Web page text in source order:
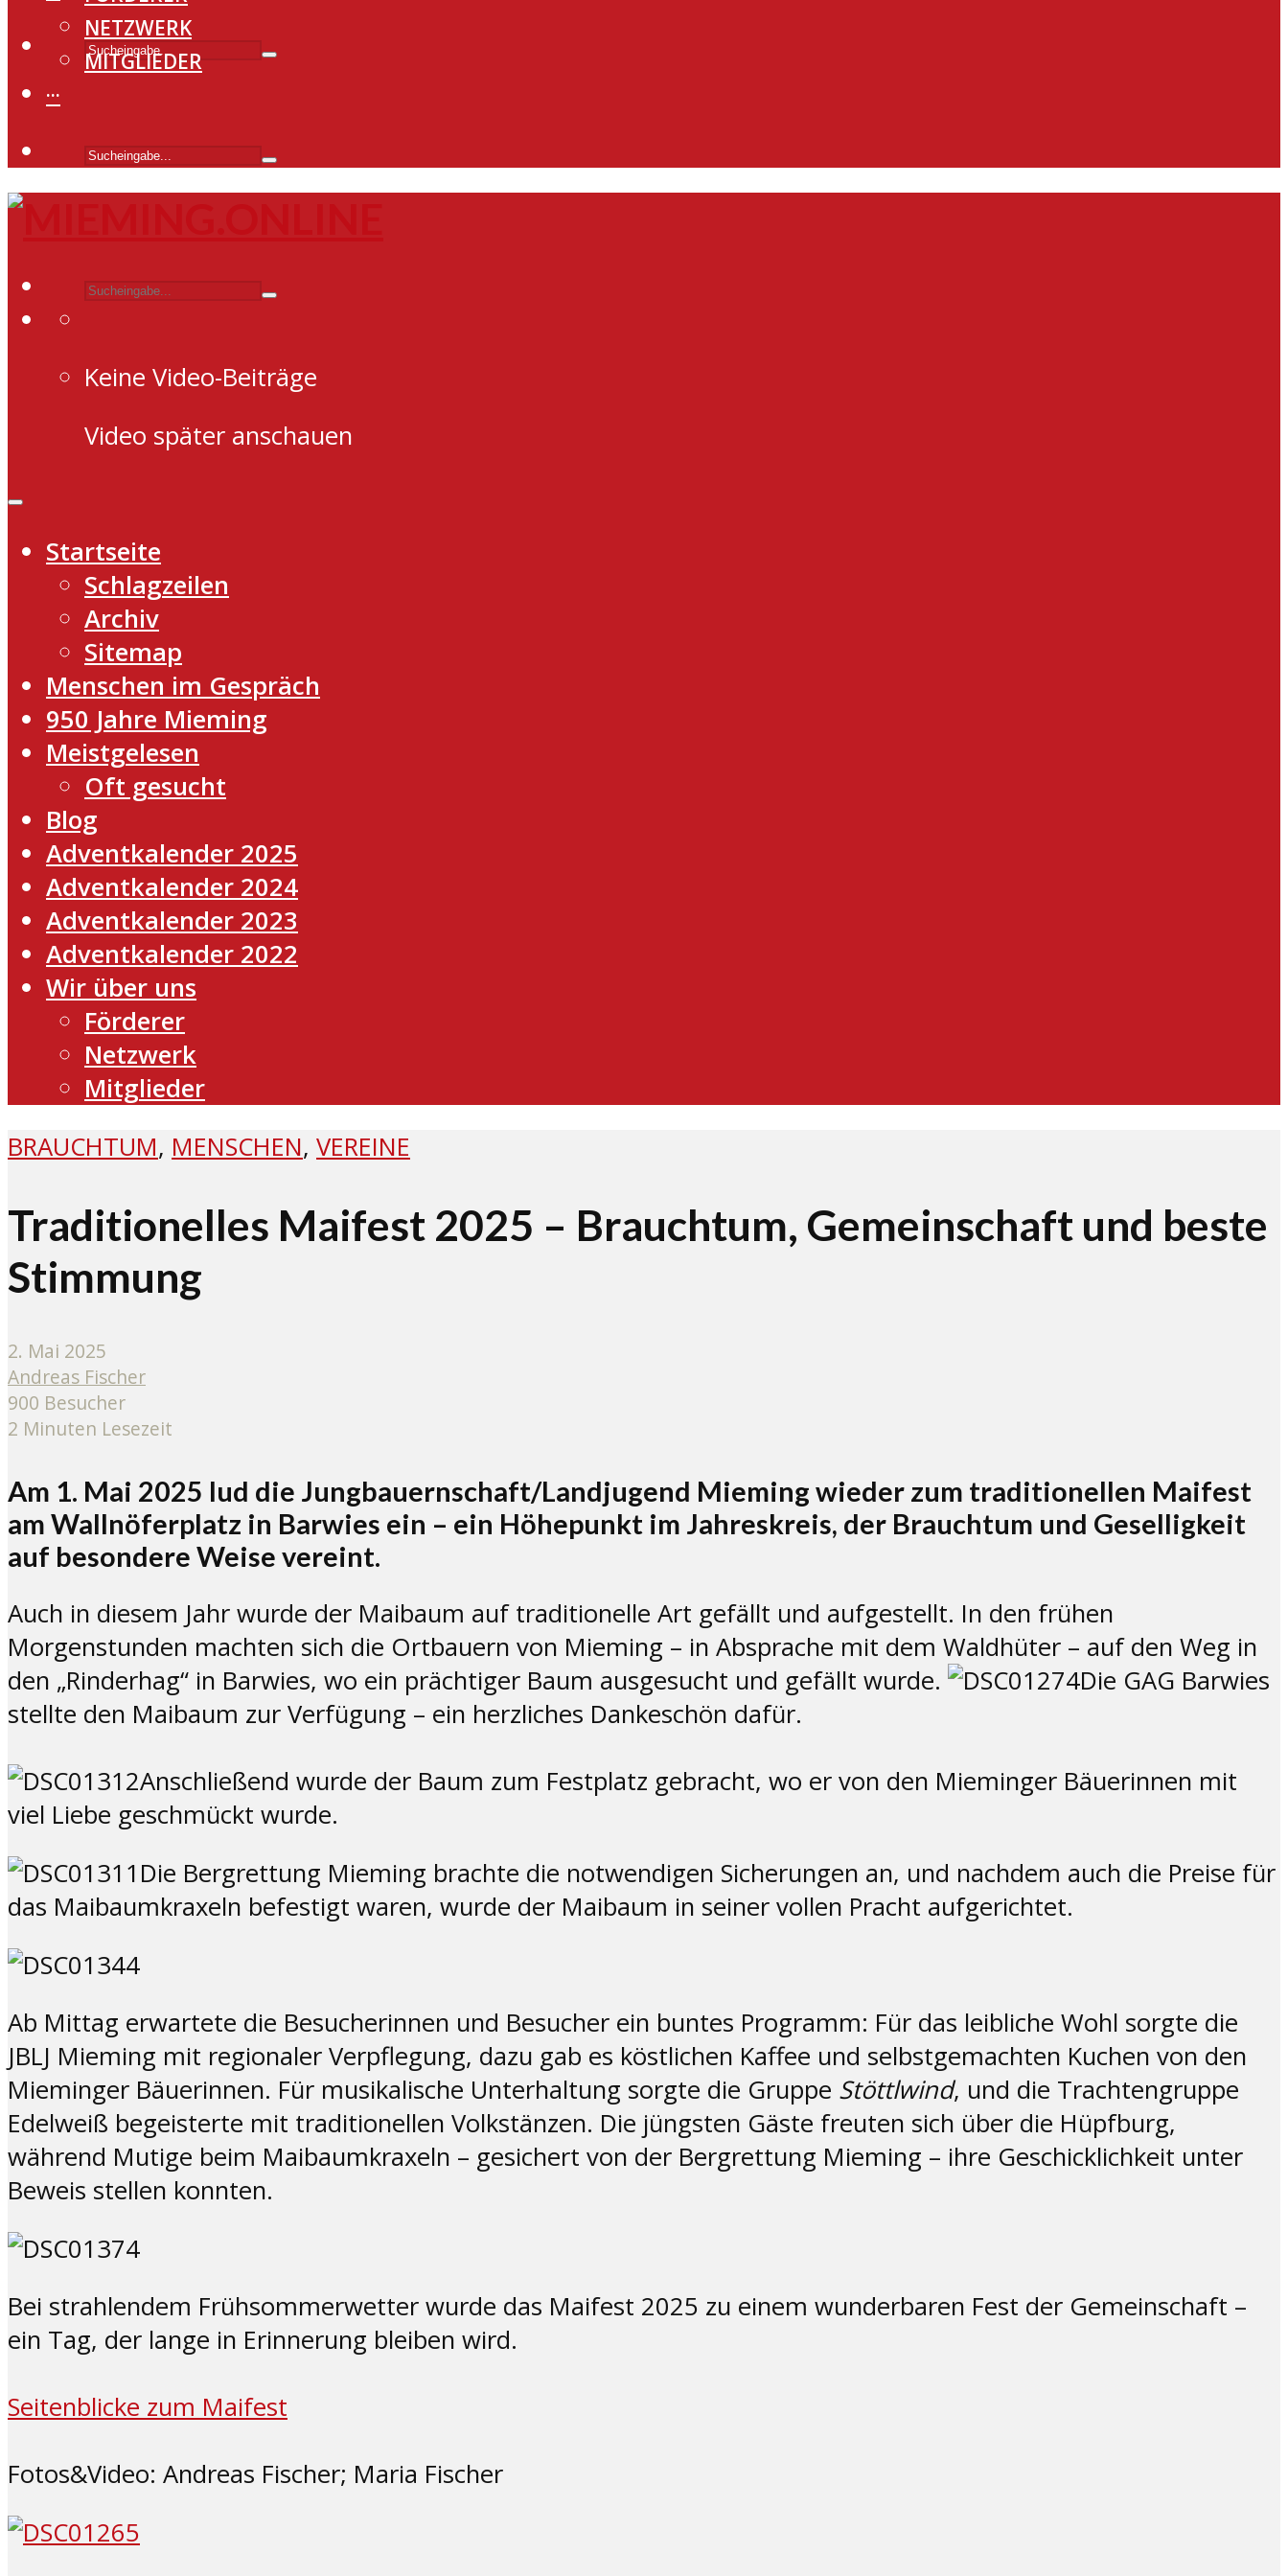
NETZWERK
MITGLIEDER
···
Keine Video-Beiträge
Video später anschauen
Startseite
Schlagzeilen
Archiv
Sitemap
Menschen im Gespräch
950 Jahre Mieming
Meistgelesen
Oft gesucht
Blog
Adventkalender 2025
Adventkalender 2024
Adventkalender 2023
Adventkalender 2022
Wir über uns
Förderer
Netzwerk
Mitglieder
BRAUCHTUM, MENSCHEN, VEREINE
Traditionelles Maifest 2025 – Brauchtum, Gemeinschaft und beste
Stimmung
2. Mai 2025
Andreas Fischer
900 Besucher
2 Minuten Lesezeit
Am 1. Mai 2025 lud die Jungbauernschaft/Landjugend Mieming wieder zum traditionellen Maifest
am Wallnöferplatz in Barwies ein – ein Höhepunkt im Jahreskreis, der Brauchtum und Geselligkeit
auf besondere Weise vereint.
Auch in diesem Jahr wurde der Maibaum auf traditionelle Art gefällt und aufgestellt. In den frühen
Morgenstunden machten sich die Ortbauern von Mieming – in Absprache mit dem Waldhüter – auf den Weg in
den „Rinderhag“ in Barwies, wo ein prächtiger Baum ausgesucht und gefällt wurde.
Die GAG Barwies
stellte den Maibaum zur Verfügung – ein herzliches Dankeschön dafür.
Anschließend wurde der Baum zum Festplatz gebracht, wo er von den Mieminger Bäuerinnen mit
viel Liebe geschmückt wurde.
Die Bergrettung Mieming brachte die notwendigen Sicherungen an, und nachdem auch die Preise für
das Maibaumkraxeln befestigt waren, wurde der Maibaum in seiner vollen Pracht aufgerichtet.
Ab Mittag erwartete die Besucherinnen und Besucher ein buntes Programm: Für das leibliche Wohl sorgte die
JBLJ Mieming mit regionaler Verpflegung, dazu gab es köstlichen Kaffee und selbstgemachten Kuchen von den
Mieminger Bäuerinnen. Für musikalische Unterhaltung sorgte die Gruppe Stöttlwind, und die Trachtengruppe
Edelweiß begeisterte mit traditionellen Volkstänzen. Die jüngsten Gäste freuten sich über die Hüpfburg,
während Mutige beim Maibaumkraxeln – gesichert von der Bergrettung Mieming – ihre Geschicklichkeit unter
Beweis stellen konnten.
Bei strahlendem Frühsommerwetter wurde das Maifest 2025 zu einem wunderbaren Fest der Gemeinschaft –
ein Tag, der lange in Erinnerung bleiben wird.
Seitenblicke zum Maifest
Fotos&Video: Andreas Fischer; Maria Fischer